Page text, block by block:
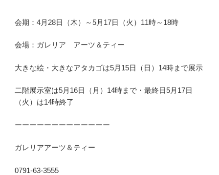
会期：4月28日（木）～5月17日（火）11時～18時
会場：ガレリア アーツ＆ティー
大きな絵・大きなアタカゴは5月15日（日）14時まで展示
二階展示室は5月16日（月）14時まで・最終日5月17日
（火）は14時終了
ーーーーーーーーーーーーー
ガレリアアーツ＆ティー
0791-63-3555